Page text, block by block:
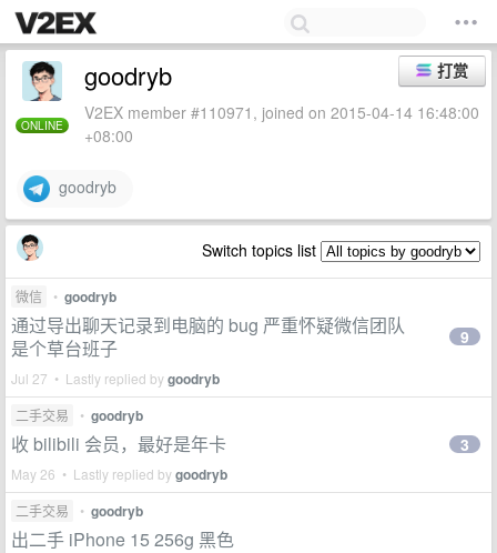
ONLINE
打赏
goodryb
V2EX member #110971, joined on 2015-04-14 16:48:00
+08:00
goodryb
Switch topics list
微信 • goodryb
通过导出聊天记录到电脑的 bug 严重怀疑微信团队
是个草台班子
Jul 27 • Lastly replied bygoodryb
9
二手交易 • goodryb
收 bilibili 会员，最好是年卡
May 26 • Lastly replied bygoodryb
3
二手交易 • goodryb
出二手 iPhone 15 256g 黑色